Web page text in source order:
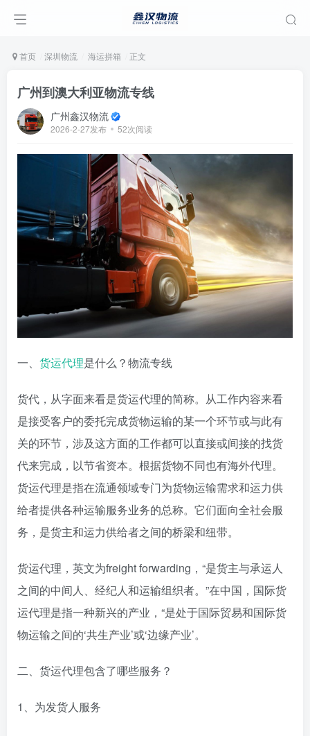
首页 深圳物流 海运拼箱 正文
广州到澳大利亚物流专线
广州鑫汉物流
2026-2-27发布 52次阅读
一、 货运代理是什么？物流专线
货代，从字面来看是货运代理的简称。从工作内容来看
是接受客户的委托完成货物运输的某一个环节或与此有
关的环节，涉及这方面的工作都可以直接或间接的找货
代来完成，以节省资本。根据货物不同也有海外代理。
货运代理是指在流通领域专门为货物运输需求和运力供
给者提供各种运输服务业务的总称。它们面向全社会服
务，是货主和运力供给者之间的桥梁和纽带。
货运代理，英文为freight forwarding，“是货主与承运人
之间的中间人、经纪人和运输组织者。”在中国，国际货
运代理是指一种新兴的产业，“是处于国际贸易和国际货
物运输之间的‘共生产业’或‘边缘产业’。
二、货运代理包含了哪些服务？
1、为发货人服务